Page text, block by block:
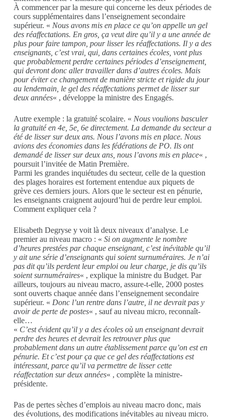
À commencer par la mesure qui concerne les deux périodes de
cours supplémentaires dans l’enseignement secondaire
supérieur. « Nous avons mis en place ce qu’on appelle un gel
des réaffectations. En gros, ça veut dire qu’il y a une année de
plus pour faire tampon, pour lisserles réaffectations. Il y a des
enseignants, c’est vrai, qui, dans certaines écoles, vont plus
que probablement perdre certaines périodes d’enseignement,
qui devront donc aller travailler dans d’autres écoles. Mais
pour éviter ce changement de manière stricte et rigide du jour
au lendemain, le gel des réaffectations permet de lisser sur
deux années« , développe la ministre des Engagés.
Autre exemple : la gratuité scolaire. « Nous voulions basculer
la gratuité en 4e, 5e, 6e directement. La demande du secteur a
été de lisser surdeuxans. Nous l’avons mis en place. Nous
avions des économies dans les fédérations de PO. Ils ont
demandé de lisser sur deux ans, nous l’avons mis en place« ,
poursuit l’invitée de Matin Première.
Parmi les grandes inquiétudes du secteur, celle de la question
des plages horaires est fortement entendue aux piquets de
grève ces derniers jours. Alors que le secteur est en pénurie,
les enseignants craignent aujourd’hui de perdre leur emploi.
Comment expliquer cela ?
Elisabeth Degryse y voit là deux niveaux d’analyse. Le
premierau niveau macro: « Si on augmente le nombre
d’heures prestées par chaque enseignant, c’est inévitable qu’il
y ait une série d’enseignants qui soient surnuméraires. Je n’ai
pas dit qu’ils perdent leur emploi ou leur charge, je dis qu’ils
soient surnuméraires« , explique la ministre du Budget. Par
ailleurs, toujours au niveau macro, assure-t-elle, 2000 postes
sont ouvertschaque année dans l’enseignement secondaire
supérieur. « Donc l’un rentre dans l’autre, il ne devrait pas y
avoir de perte de postes« , sauf au niveau micro, reconnaît-
elle…
« C’est évident qu’il y a des écoles où un enseignant devrait
perdre des heures et devrait les retrouver plus que
probablement dans un autre établissement parce qu’on est en
pénurie. Et c’est pour ça que ce gel des réaffectations est
intéressant, parce qu’il va permettre de lissercette
réaffectation surdeuxannées« , complète la ministre-
présidente.
Pas de pertes sèches d’emplois au niveau macro donc, mais
des évolutions, des modifications inévitables au niveau micro.